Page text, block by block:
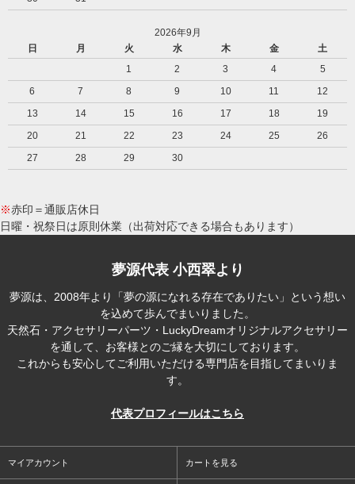
2026年9月
日
月 火 水 木 金
土
1
2 3 4
5
6
7 8 9 10 11
12
13
14 15 16 17 18
19
20
21 22 23 24 25
26
27
28 29 30
※赤印＝通販店休日
日曜・祝祭日は原則休業（出荷対応できる場合もあります）
夢源代表 小西翠より
夢源は、2008年より「夢の源になれる存在でありたい」という想い
を込めて歩んでまいりました。
天然石・アクセサリーパーツ・LuckyDreamオリジナルアクセサリー
を通して、お客様とのご縁を大切にしております。
これからも安心してご利用いただける専門店を目指してまいりま
す。
代表プロフィールはこちら
マイアカウント カートを見る